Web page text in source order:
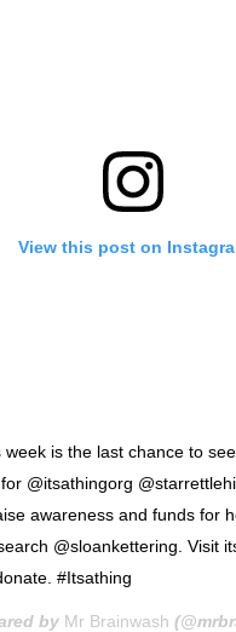
View this post on
week is the last chance to
@itsathingorg
awareness and funds for
@sloankettering. Visit
#Itsathing
by Mr Brainwash